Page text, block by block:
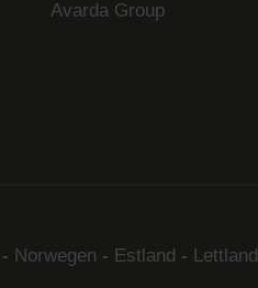
Avarda Group
- Norwegen - Estland - Lettland